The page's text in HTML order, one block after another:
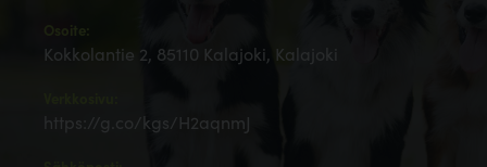
Osoite:
Kokkolantie 2, 85110 Kalajoki, Kalajoki
https://g.co/kgs/H2aqnmJ